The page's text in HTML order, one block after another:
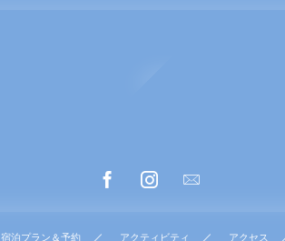
宿泊プラン＆予約 アクティビティ アクセス